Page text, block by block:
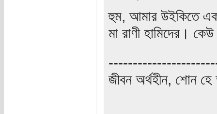
হুম, আমার উইকিতে
মা রাণী হামিদের।
জীবন অর্থহীন, শোন হে